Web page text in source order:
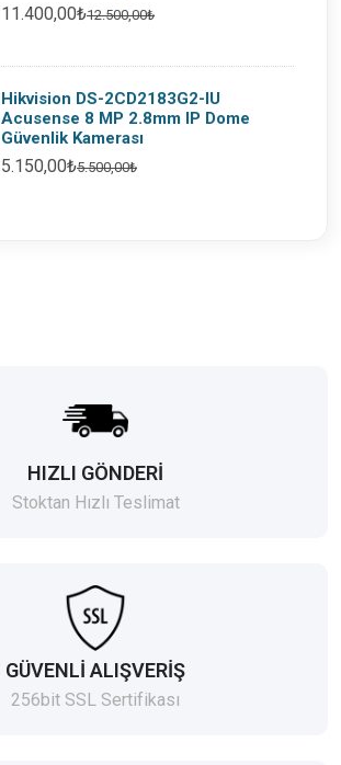
11.400,00₺12.500,00₺
Hikvision DS-2CD2183G2-IU
Acusense 8 MP 2.8mm IP Dome
Güvenlik Kamerası
5.150,00₺5.500,00₺
HIZLI GÖNDERİ
Stoktan Hızlı Teslimat
GÜVENLİ ALIŞVERİŞ
256bit SSL Sertifikası